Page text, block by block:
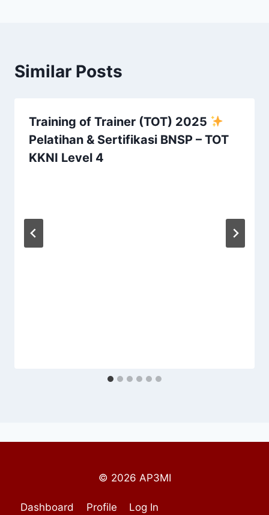
Similar Posts
Training of Trainer (TOT) 2025
Pelatihan & Sertifikasi BNSP – TOT
KKNI Level 4
© 2026 AP3MI
Dashboard Profile Log In